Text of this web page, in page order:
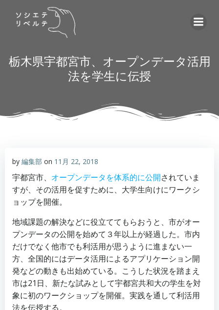
へ
ス
プ
栃木県宇都宮市、オープンデータ活用
法を学生に伝授
by 編集部 on 11月 22, 2018
宇都宮市、 オープンデータを体系的に公開されていま
すが、その活用を促すために、大学生向けにワークシ
ョップを開催。
地域課題の解決などに役立ててもらおうと、市がオー
プンデータの公開を始めて３年以上が経過した。市内
だけでなく他市でも利活用が思うように進まない一
方、全国的にはデータ活用によるアプリケーション開
発などの動きも出始めている。こうした状況を踏まえ
市は21日、新たな試みとして宇都宮共和大の学生を対
象に初のワークショップを開催。実践を通して利活用
法を伝授する。